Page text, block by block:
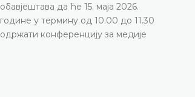
обавјештава да ће 15. маја 2026.
године у термину од 10.00 до 11.30
одржати конференцију за медије